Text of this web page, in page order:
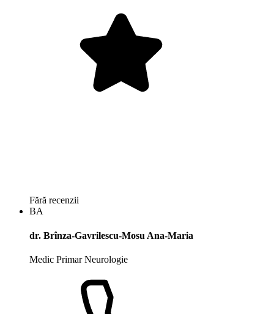
Fără recenzii
BA
dr. Brînza-Gavrilescu-Mosu Ana-Maria
Medic Primar Neurologie